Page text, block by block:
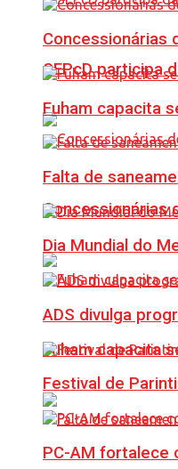
SEPcD participa
Concessionárias
Fuham capacita
Concessionárias
Fuham capacita
Falta de
Dia Mundial do
ADS divulga
Festival de
PC-AM fortalece